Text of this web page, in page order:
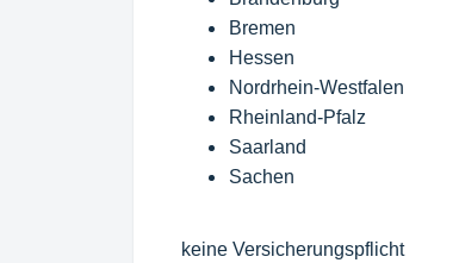
Bremen
Hessen
Nordrhein-Westfalen
Rheinland-Pfalz
Saarland
Sachen
keine Versicherungspflicht